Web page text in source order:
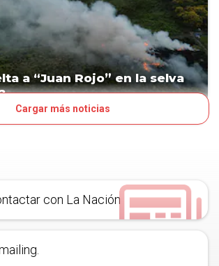
a “Juan Rojo” en la selva
Cargar más noticias
con La Nación